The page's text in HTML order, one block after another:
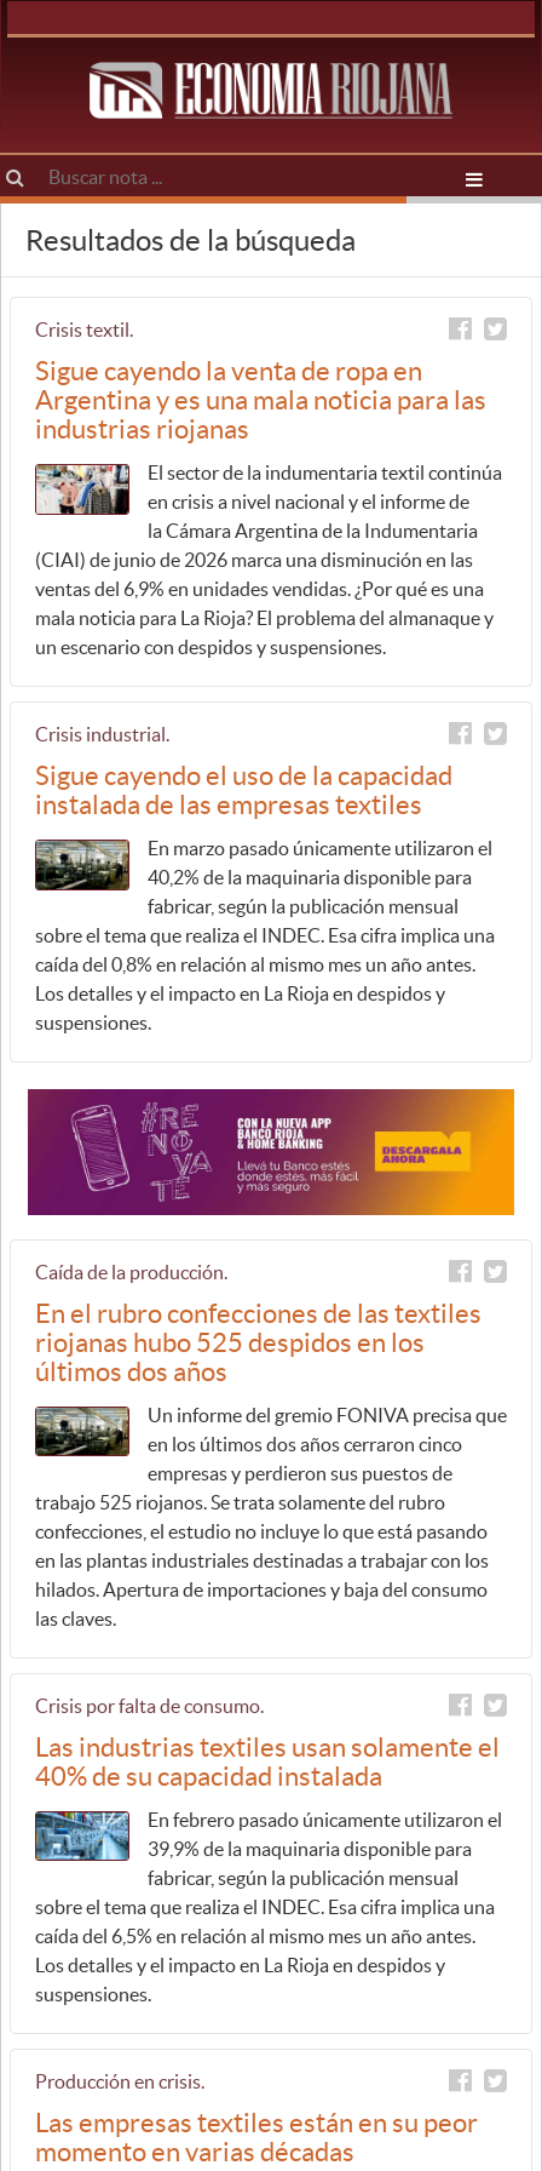
Resultados de la búsqueda
Crisis textil.
Sigue cayendo la venta de ropa en
Argentina y es una mala noticia para las
industrias riojanas
El sector de la indumentaria textil continúa
en crisis a nivel nacional y el informe de
la Cámara Argentina de la Indumentaria
(CIAI) de junio de 2026 marca una disminución en las
ventas del 6,9% en unidades vendidas. ¿Por qué es una
mala noticia para La Rioja? El problema del almanaque y
un escenario con despidos y suspensiones.
Crisis industrial.
Sigue cayendo el uso de la capacidad
instalada de las empresas textiles
En marzo pasado únicamente utilizaron el
40,2% de la maquinaria disponible para
fabricar, según la publicación mensual
sobre el tema que realiza el INDEC. Esa cifra implica una
caída del 0,8% en relación al mismo mes un año antes.
Los detalles y el impacto en La Rioja en despidos y
suspensiones.
Caída de la producción.
En el rubro confecciones de las textiles
riojanas hubo 525 despidos en los
últimos dos años
Un informe del gremio FONIVA precisa que
en los últimos dos años cerraron cinco
empresas y perdieron sus puestos de
trabajo 525 riojanos. Se trata solamente del rubro
confecciones, el estudio no incluye lo que está pasando
en las plantas industriales destinadas a trabajar con los
hilados. Apertura de importaciones y baja del consumo
las claves.
Crisis por falta de consumo.
Las industrias textiles usan solamente el
40% de su capacidad instalada
En febrero pasado únicamente utilizaron el
39,9% de la maquinaria disponible para
fabricar, según la publicación mensual
sobre el tema que realiza el INDEC. Esa cifra implica una
caída del 6,5% en relación al mismo mes un año antes.
Los detalles y el impacto en La Rioja en despidos y
suspensiones.
Producción en crisis.
Las empresas textiles están en su peor
momento en varias décadas